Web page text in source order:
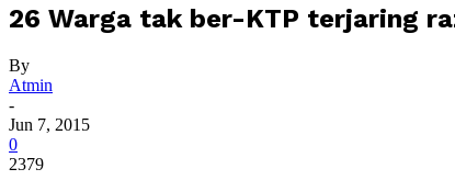
26 Warga tak ber-KTP terjaring
By
Atmin
-
Jun 7, 2015
0
2379